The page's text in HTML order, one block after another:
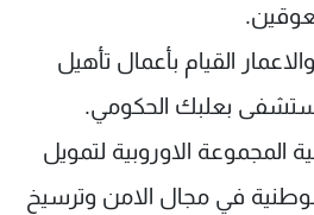
القيام بأعمال تأهيل
بعلبك الحكومي.
الاوروبية لتمويل
في مجال الامن وترسيخ